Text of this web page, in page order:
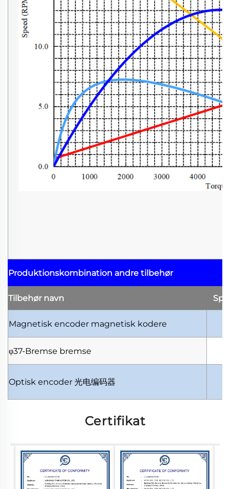
Produktionskombination andre tilbehør
Tilbehør navn
Magnetisk encoder magnetisk kodere
φ37-Bremse bremse
Optisk encoder 光电编码器
Certifikat